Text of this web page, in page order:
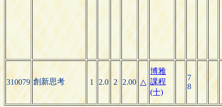
310079 創新思考 1 2.0 2 2.00 △
博雅
課程
(十)
7
8